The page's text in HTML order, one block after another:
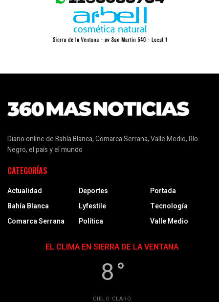
Diario online de Bahía Blanca, Comarca Serrana, Valle Medio, Río
Negro, el país y el mundo
CATEGORÍAS
Actualidad
Bahía Blanca
Comarca Serrana
Deportes
Lyfestile
Política
Portada
Tecnología
Valle Medio
EL CLIMA EN SIERRA DE LA VENTANA
8 °
CIELO CLARO